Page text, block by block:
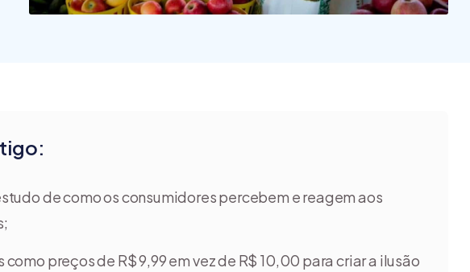
de como os consumidores percebem e reagem aos
preços de R$ 9,99 em vez de R$ 10,00 para criar a ilusão